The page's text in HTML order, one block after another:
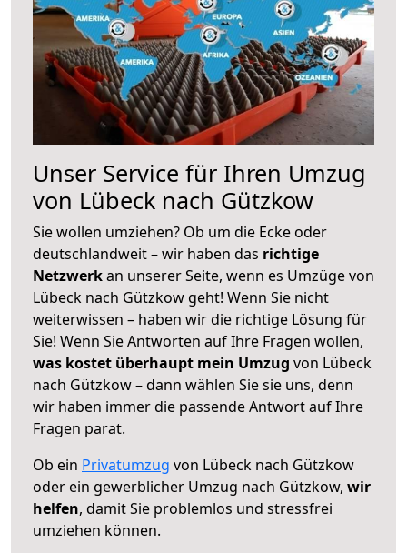
Unser Service für Ihren Umzug
von Lübeck nach Gützkow
Sie wollen umziehen? Ob um die Ecke oder
deutschlandweit – wir haben das richtige
Netzwerkan unserer Seite, wenn es Umzüge von
Lübeck nach Gützkow geht! Wenn Sie nicht
weiterwissen – haben wir die richtige Lösung für
Sie! Wenn Sie Antworten auf Ihre Fragen wollen,
was kostet überhaupt mein Umzug von Lübeck
nach Gützkow – dann wählen Sie sie uns, denn
wir haben immer die passende Antwort auf Ihre
Fragen parat.
Ob ein Privatumzug von Lübeck nach Gützkow
oder ein gewerblicher Umzug nach Gützkow, wir
helfen, damit Sie problemlos und stressfrei
umziehen können.